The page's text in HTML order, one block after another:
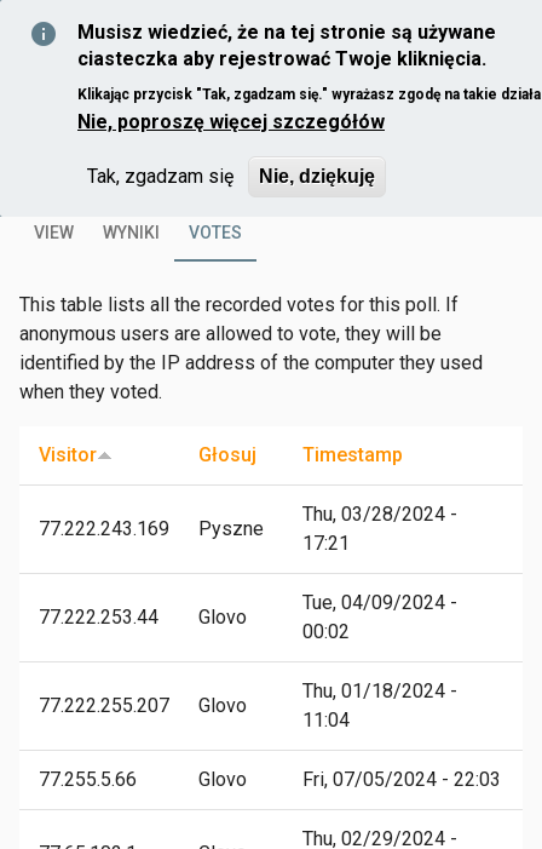
Musisz wiedzieć, że na tej stronie są używane
ciasteczka aby rejestrować Twoje kliknięcia.
Klikając przycisk "Tak, zgadzam się." wyrażasz zgodę na takie
Nie, poproszę więcej szczegółów
Tak, zgadzam się Nie, dziękuję
Home
Która aplikacja kurierska daje najwięcej
Primary tabs
VIEW WYNIKI VOTES
This table lists all the recorded votes for this poll. If
anonymous users are allowed to vote, they will be
identified by the IP address of the computer they used
when they voted.
Visitor Głosuj Timestamp
77.222.243.169 Pyszne
Thu, 03/28/2024 -
17:21
77.222.253.44 Glovo
Tue, 04/09/2024 -
00:02
77.222.255.207 Glovo
Thu, 01/18/2024 -
11:04
77.255.5.66 Glovo Fri, 07/05/2024 - 22:03
Thu, 02/29/2024 -